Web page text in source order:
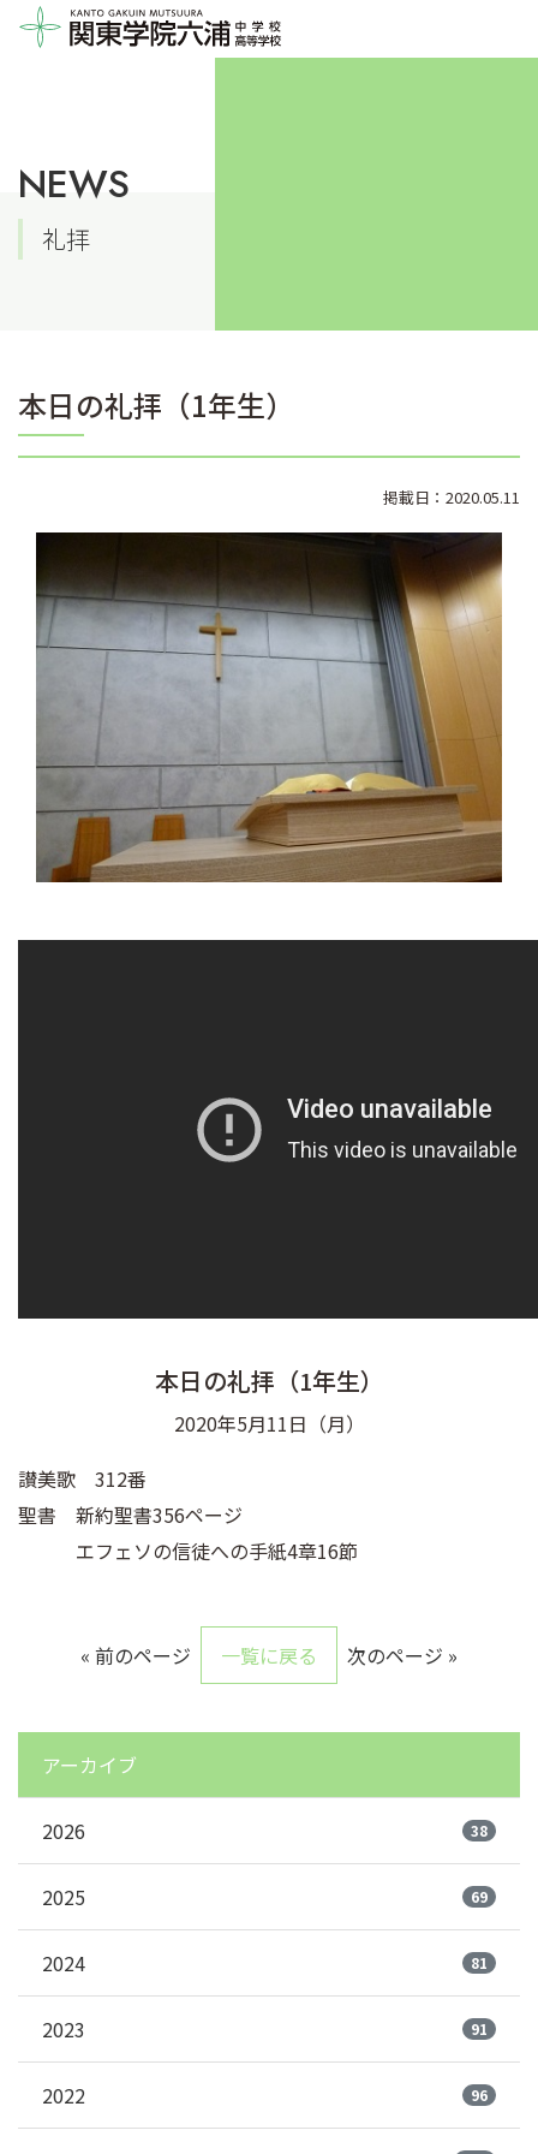
NEWS
礼拝
本日の礼拝（1年生）
掲載日：2020.05.11
本日の礼拝（1年生）
2020年5月11日（月）
讃美歌 312番
聖書 新約聖書356ページ
エフェソの信徒への手紙4章16節
« 前のページ 一覧に戻る 次のページ »
アーカイブ
2026 38
2025 69
2024 81
2023 91
2022 96